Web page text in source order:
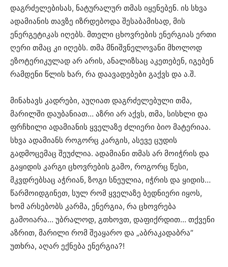
დაგრძელებისას, ნატურალურ თმას იყენებენ. ის სხვა
ადამიანის თავზე იზრდებოდა შესაბამისად, მის
ენერგეტიკას იღებს. მთელი ცხოვრების ენერგიას ერთი
ღერი თმაც კი იღებს. თმა მნიშვნელოვანი მხოლოდ
ეზოტერიკულად არ არის, ანალიზსაც აკეთებენ, იგებენ
რამდენი წლის ხარ, რა დაავადებები გაქვს და ა.შ.
მინახავს კადრები, აუღიათ დაგრძელებული თმა,
მარილში დაუბანიათ… აზრი არ აქვს, თმა, სისხლი და
ფრჩხილი ადამიანის ყველაზე ძლიერი ბიო მატერიაა.
სხვა ადამიანს როგორც კარგის, ასევე ცუდის
გადმოცემაც შეუძლია. ადამიანი თმას არ მოიჭრის და
გაყიდის კარგი ცხოვრების გამო, როგორც წესი,
მკვდრებსაც აჭრიან, ზოგი სნეულია, იჭრის და ყიდის…
წარმოიდგინეთ, სულ რომ ყველაზე ბედნიერი იყოს,
ხომ არსებობს კარმა, ენერგია, რა ცხოვრება
გამოიარა… უბრალოდ, გთხოვთ, დაფიქრდით… თქვენი
აზრით, მარილი რომ შეაყარო და „აბრაკადაბრა“
უთხრა, აღარ ექნება ენერგია?!